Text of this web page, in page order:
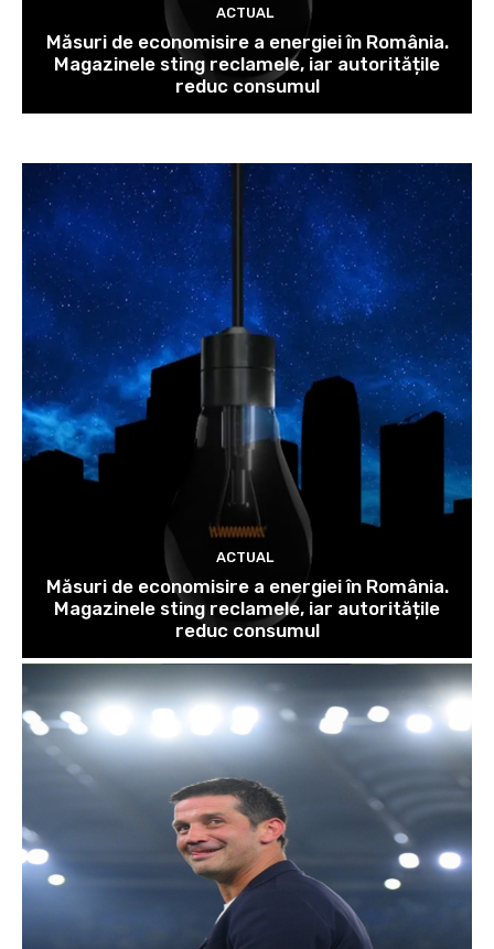
ACTUAL
Măsuri de economisire a energiei în România.
Magazinele sting reclamele, iar autoritățile
reduc consumul
ACTUAL
Măsuri de economisire a energiei în România.
Magazinele sting reclamele, iar autoritățile
reduc consumul